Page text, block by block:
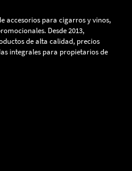
accesorios para cigarros y vinos,
Desde 2013,
de alta calidad, precios
integrales para propietarios de